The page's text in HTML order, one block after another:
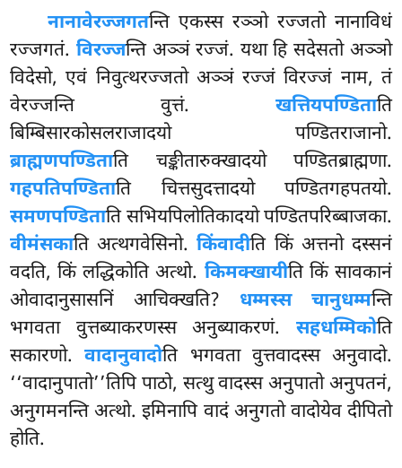
नानावेरज्जगतन्ति एकस्स रञ्ञो रज्जतो नानाविधं
रज्जगतं. विरज्जन्ति अञ्ञं रज्जं. यथा हि सदेसतो अञ्ञो
विदेसो, एवं निवुत्थरज्जतो अञ्ञंरज्जं विरज्जं नाम, तं
वेरज्जन्ति वुत्तं. खत्तियपण्डिताति
बिम्बिसारकोसलराजादयो पण्डितराजानो.
ब्राह्मणपण्डिताति चङ्कीतारुक्खादयो पण्डितब्राह्मणा.
गहपतिपण्डिताति चित्तसुदत्तादयो पण्डितगहपतयो.
समणपण्डिताति सभियपिलोतिकादयो पण्डितपरिब्बाजका.
वीमंसकाति अत्थगवेसिनो.किंवादीति किं अत्तनो दस्सनं
वदति, किं लद्धिकोति अत्थो. किमक्खायीति किं सावकानं
ओवादानुसासनिं आचिक्खति? धम्मस्स चानुधम्मन्ति
भगवता वुत्तब्याकरणस्स अनुब्याकरणं. सहधम्मिकोति
सकारणो.वादानुवादोति भगवता वुत्तवादस्स अनुवादो.
‘‘वादानुपातो’’तिपि पाठो, सत्थु वादस्स अनुपातो अनुपतनं,
अनुगमनन्ति अत्थो. इमिनापि वादं अनुगतो वादोयेव दीपितो
होति.